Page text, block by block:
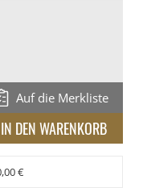
Auf die Merkliste
€